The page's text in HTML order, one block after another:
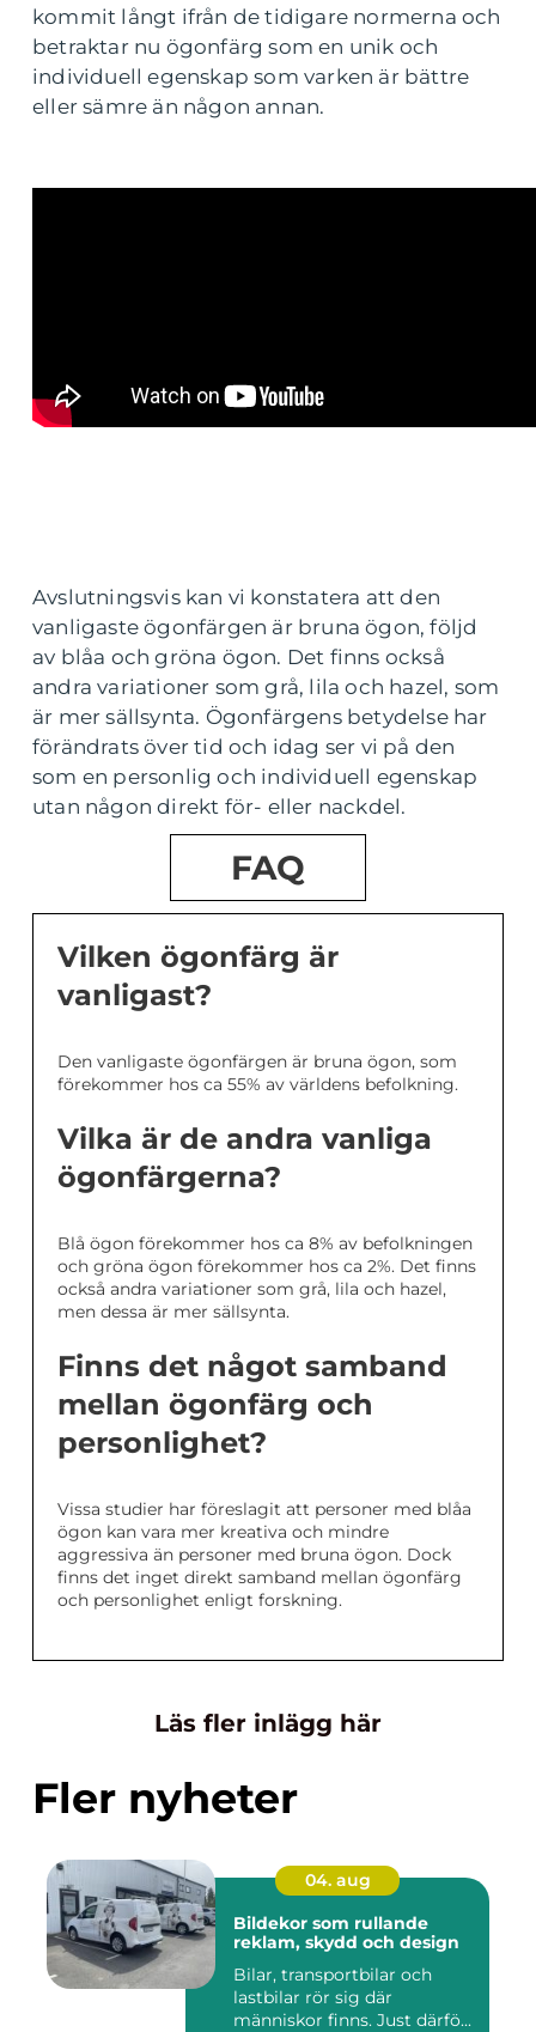
kommit långt ifrån de tidigare normerna och
betraktar nu ögonfärg som en unik och
individuell egenskap som varken är bättre
eller sämre än någon annan.
Avslutningsvis kan vi konstatera att den
vanligaste ögonfärgen är bruna ögon, följd
av blåa och gröna ögon. Det finns också
andra variationer som grå, lila och hazel, som
är mer sällsynta. Ögonfärgens betydelse har
förändrats över tid och idag ser vi på den
som en personlig och individuell egenskap
utan någon direkt för- eller nackdel.
FAQ
Vilken ögonfärg är
vanligast?
Den vanligaste ögonfärgen är bruna ögon, som
förekommer hos ca 55% av världens befolkning.
Vilka är de andra vanliga
ögonfärgerna?
Blå ögon förekommer hos ca 8% av befolkningen
och gröna ögon förekommer hos ca 2%. Det finns
också andra variationer som grå, lila och hazel,
men dessa är mer sällsynta.
Finns det något samband
mellan ögonfärg och
personlighet?
Vissa studier har föreslagit att personer med blåa
ögon kan vara mer kreativa och mindre
aggressiva än personer med bruna ögon. Dock
finns det inget direkt samband mellan ögonfärg
och personlighet enligt forskning.
Läs fler inlägg här
Fler nyheter
04. aug
Bildekor som rullande
reklam, skydd och design
Bilar, transportbilar och
lastbilar rör sig där
människor finns. Just därfö...